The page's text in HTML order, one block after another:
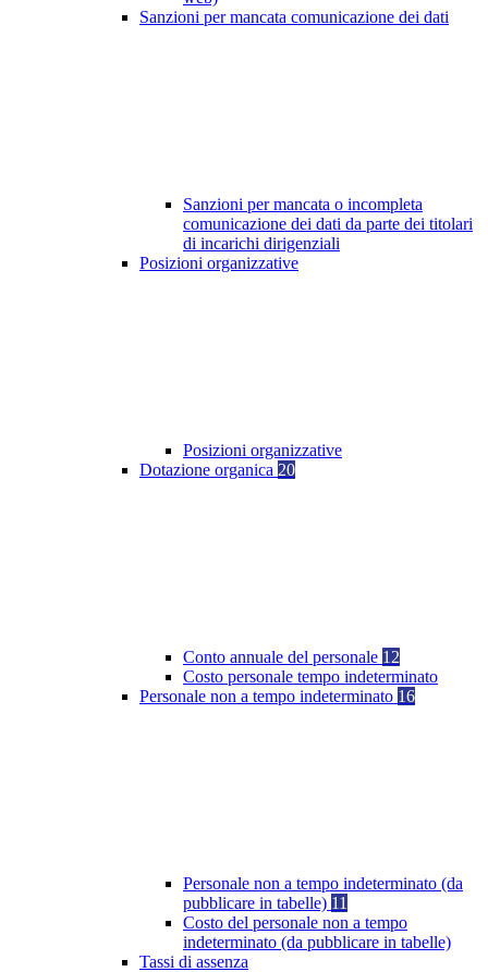
Sanzioni per mancata comunicazione dei dati
Sanzioni per mancata o incompleta
comunicazione dei dati da parte dei titolari
di incarichi dirigenziali
Posizioni organizzative
Posizioni organizzative
Dotazione organica 20
Conto annuale del personale 12
Costo personale tempo indeterminato
Personale non a tempo indeterminato 16
Personale non a tempo indeterminato (da
pubblicare in tabelle) 11
Costo del personale non a tempo
indeterminato (da pubblicare in tabelle)
Tassi di assenza